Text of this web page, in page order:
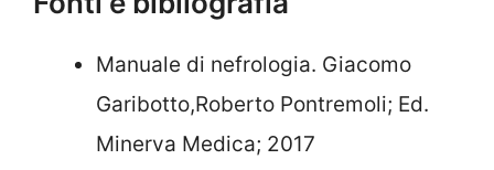
Manuale di nefrologia. Giacomo
Garibotto,Roberto Pontremoli; Ed.
Minerva Medica; 2017